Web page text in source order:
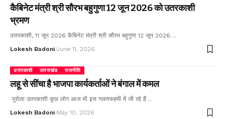
कैबिनेट मंत्री श्री सौरभ बहुगुणा 12 जून 2026 को उतरकाशी
भ्रमण
उत्तरकाशी, 11 जून 2026 कैबिनेट मंत्री श्री सौरभ बहुगुणा 12 जून 2026…
Lokesh Badoni June 11, 2026
उत्तरकाशी उत्तराखंड राजनीति
लहू से सींचा है भाजपा कार्यकर्ताओं ने बंगाल में कमल
पुरोला उतरकाशी कुछ लोग आज भी इस गलतफहमी में जी रहे हैं…
Lokesh Badoni May 10, 2026